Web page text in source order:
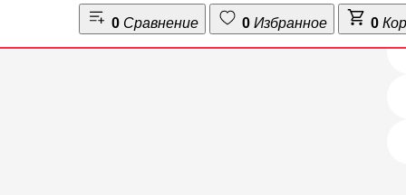
0 Сравнение 0 Избранное 0